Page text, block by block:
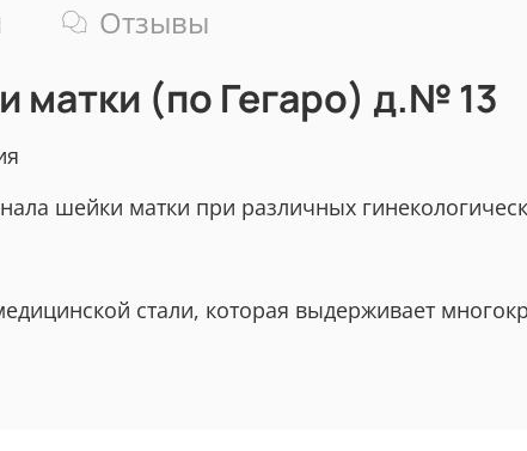
Отзывы
матки (по Гегаро) д.№ 13
шейки матки при различных
стали, которая выдерживает